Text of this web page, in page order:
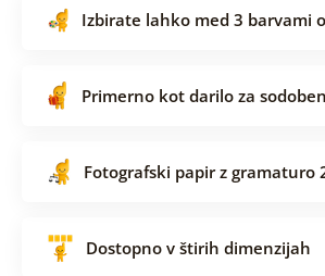
Izbirate lahko med 3 barvami
Primerno kot darilo za
Fotografski papir z gramaturo
Dostopno v štirih dimenzijah